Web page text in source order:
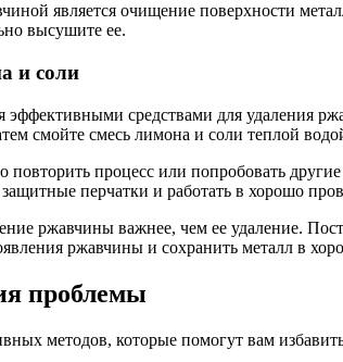
является очищение поверхности
высушите ее.
и соли
средствами для удаления
смойте смесь лимона и соли теплой
повторить процесс или попробовать
перчатки и работать в хорошо
ржавчины важнее, чем ее удаление.
ржавчины и сохранить металл в
проблемы
методов, которые помогут вам